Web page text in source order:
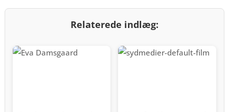
Relaterede indlæg: